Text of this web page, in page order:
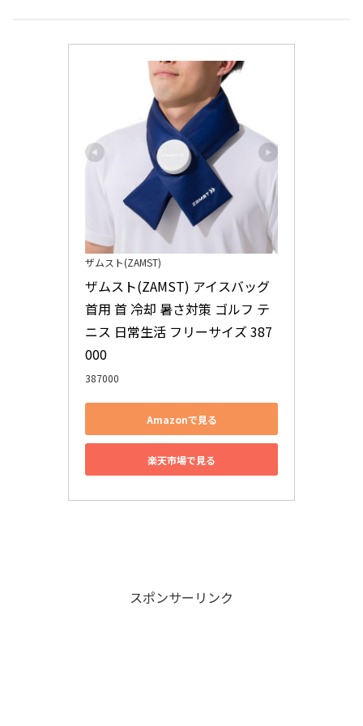
ザムスト(ZAMST)
ザムスト(ZAMST) アイスバッグ
首用 首 冷却 暑さ対策 ゴルフ テ
ニス 日常生活 フリーサイズ 387
000
387000
Amazonで見る
楽天市場で見る
スポンサーリンク